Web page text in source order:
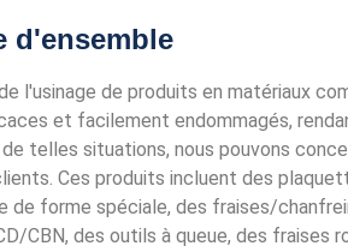
d'ensemble
l'usinage de produits en matériaux
et facilement endommagés,
de telles situations, nous pouvons
Ces produits incluent des
de forme spéciale, des fraises/
CBN, des outils à queue, des